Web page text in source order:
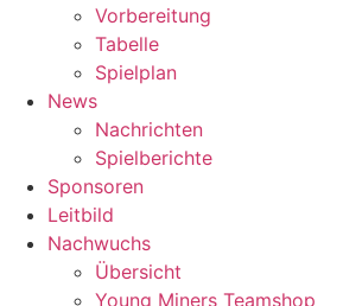
Vorbereitung
Tabelle
Spielplan
News
Nachrichten
Spielberichte
Sponsoren
Leitbild
Nachwuchs
Übersicht
Young Miners Teamshop